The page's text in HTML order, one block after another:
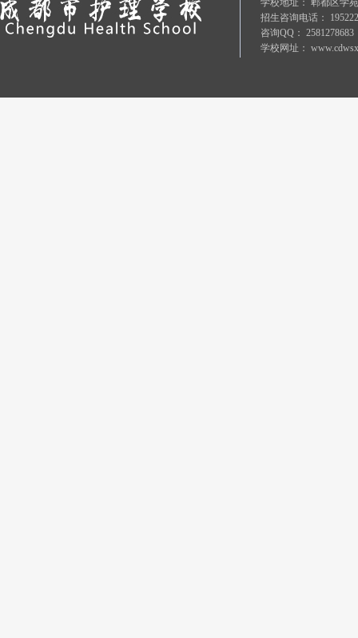
学校地址： 郫都区学
招生咨询电话：
咨询QQ： 2581278683
学校网址：